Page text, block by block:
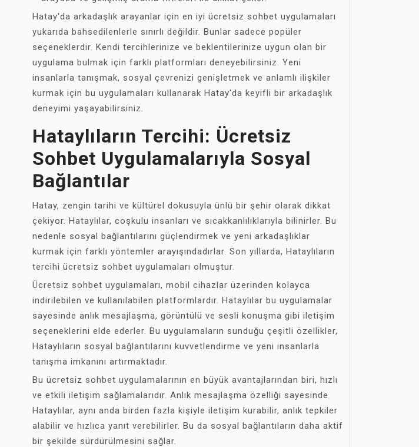
Hatay'da arkadaşlık arayanlar için en iyi ücretsiz sohbet uygulamaları
yukarıda bahsedilenlerle sınırlı değildir. Bunlar sadece popüler
seçeneklerdir. Kendi tercihlerinize ve beklentilerinize uygun olan bir
uygulama bulmak için farklı platformları deneyebilirsiniz. Yeni
insanlarla tanışmak, sosyal çevrenizi genişletmek ve anlamlı ilişkiler
kurmak için bu uygulamaları kullanarak Hatay'da keyifli bir arkadaşlık
deneyimi yaşayabilirsiniz.
Hataylıların Tercihi: Ücretsiz
Sohbet Uygulamalarıyla Sosyal
Bağlantılar
Hatay, zengin tarihi ve kültürel dokusuyla ünlü bir şehir olarak dikkat
çekiyor. Hataylılar, coşkulu insanları ve sıcakkanlılıklarıyla bilinirler. Bu
nedenle sosyal bağlantılarını güçlendirmek ve yeni arkadaşlıklar
kurmak için farklı yöntemler arayışındadırlar. Son yıllarda, Hataylıların
tercihi ücretsiz sohbet uygulamaları olmuştur.
Ücretsiz sohbet uygulamaları, mobil cihazlar üzerinden kolayca
indirilebilen ve kullanılabilen platformlardır. Hataylılar bu uygulamalar
sayesinde anlık mesajlaşma, görüntülü ve sesli konuşma gibi iletişim
seçeneklerini elde ederler. Bu uygulamaların sunduğu çeşitli özellikler,
Hataylıların sosyal bağlantılarını kuvvetlendirme ve yeni insanlarla
tanışma imkanını artırmaktadır.
Bu ücretsiz sohbet uygulamalarının en büyük avantajlarından biri, hızlı
ve etkili iletişim sağlamalarıdır. Anlık mesajlaşma özelliği sayesinde
Hataylılar, aynı anda birden fazla kişiyle iletişim kurabilir, anlık tepkiler
alabilir ve hızlıca yanıt verebilirler. Bu da sosyal bağlantıların daha aktif
bir şekilde sürdürülmesini sağlar.